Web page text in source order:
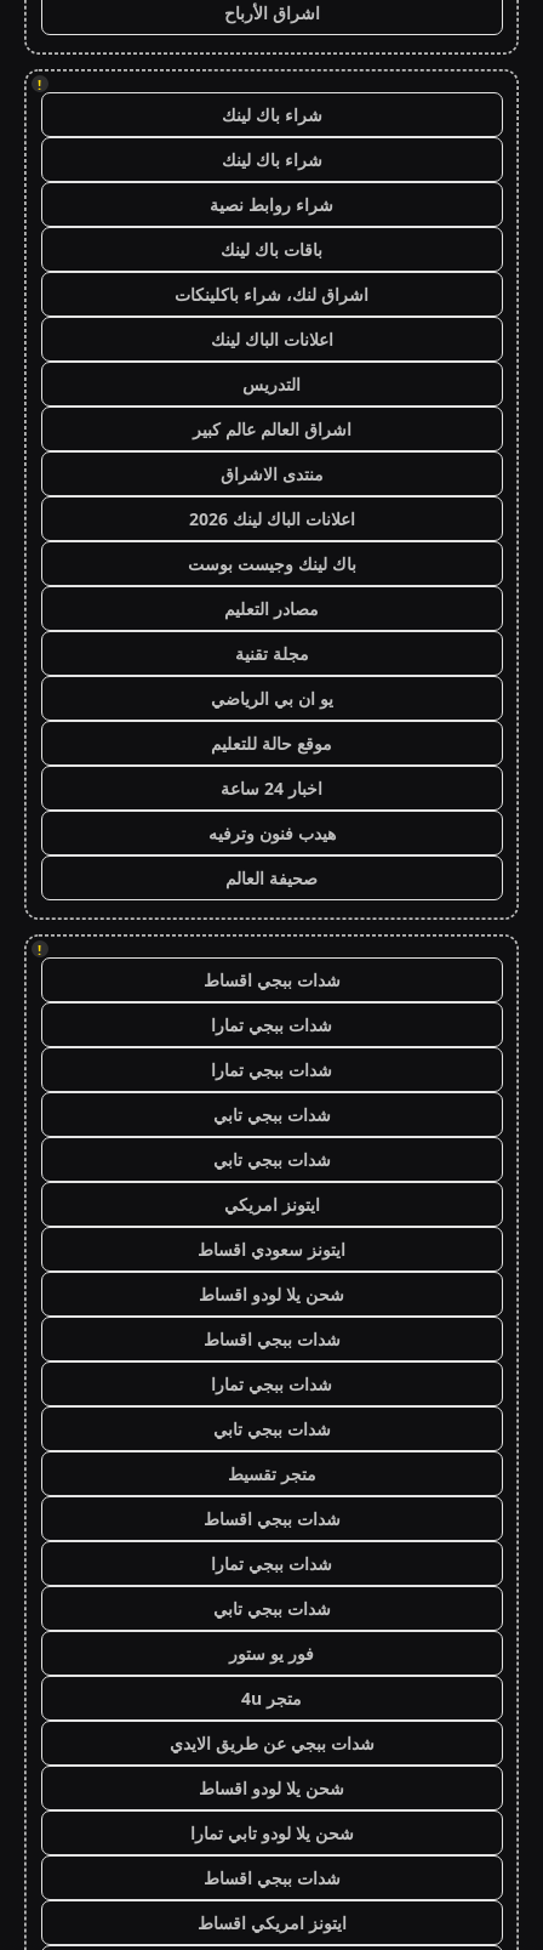
اشراق الأرباح
!
شراء باك لينك
شراء باك لينك
شراء روابط نصية
باقات باك لينك
اشراق لنك، شراء باكلينكات
اعلانات الباك لينك
التدريس
اشراق العالم عالم كبير
منتدى الاشراق
اعلانات الباك لينك 2026
باك لينك وجيست بوست
مصادر التعليم
مجلة تقنية
يو ان بي الرياضي
موقع حالة للتعليم
اخبار 24 ساعة
هيدب فنون وترفيه
صحيفة العالم
!
شدات ببجي اقساط
شدات ببجي تمارا
شدات ببجي تمارا
شدات ببجي تابي
شدات ببجي تابي
ايتونز امريكي
ايتونز سعودي اقساط
شحن يلا لودو اقساط
شدات ببجي اقساط
شدات ببجي تمارا
شدات ببجي تابي
متجر تقسيط
شدات ببجي اقساط
شدات ببجي تمارا
شدات ببجي تابي
فور يو ستور
متجر 4u
شدات ببجي عن طريق الايدي
شحن يلا لودو اقساط
شحن يلا لودو تابي تمارا
شدات ببجي اقساط
ايتونز امريكي اقساط